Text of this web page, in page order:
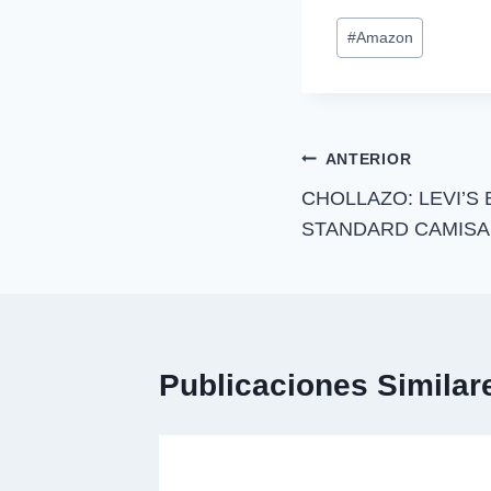
a
r
t
Etiquetas
de
#Amazon
Navegación
de
ANTERIOR
CHOLLAZO: LEVI’S
STANDARD
Publicaciones